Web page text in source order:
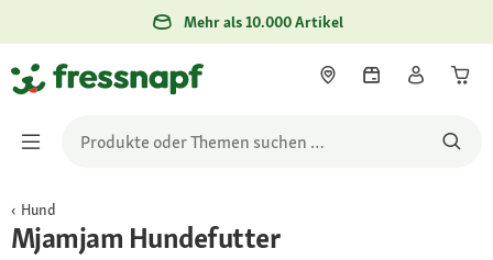
Mehr als 10.000 Artikel
Hund
Mjamjam Hundefutter